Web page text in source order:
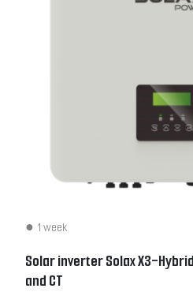
1 week
Solar inverter Solax X3-
and CT